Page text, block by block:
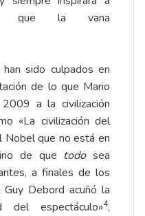
que la vana
sido culpados en
de lo que Mario
a la civilización
«La civilización del
Nobel que no está en
de que todosea
a finales de los
Debord acuñó la
del espectáculo»4,